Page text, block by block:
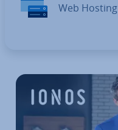
Web Hosting